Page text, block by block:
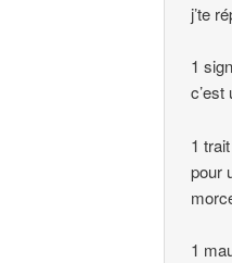
j’te
1
1
pour
1